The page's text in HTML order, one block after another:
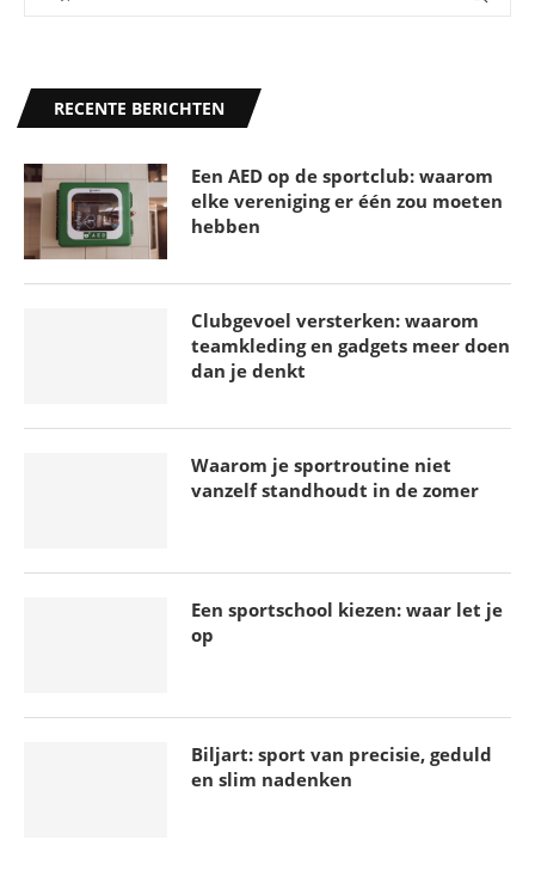
RECENTE BERICHTEN
Een AED op de sportclub: waarom
elke vereniging er één zou moeten
hebben
Clubgevoel versterken: waarom
teamkleding en gadgets meer doen
dan je denkt
Waarom je sportroutine niet
vanzelf standhoudt in de zomer
Een sportschool kiezen: waar let je
op
Biljart: sport van precisie, geduld
en slim nadenken